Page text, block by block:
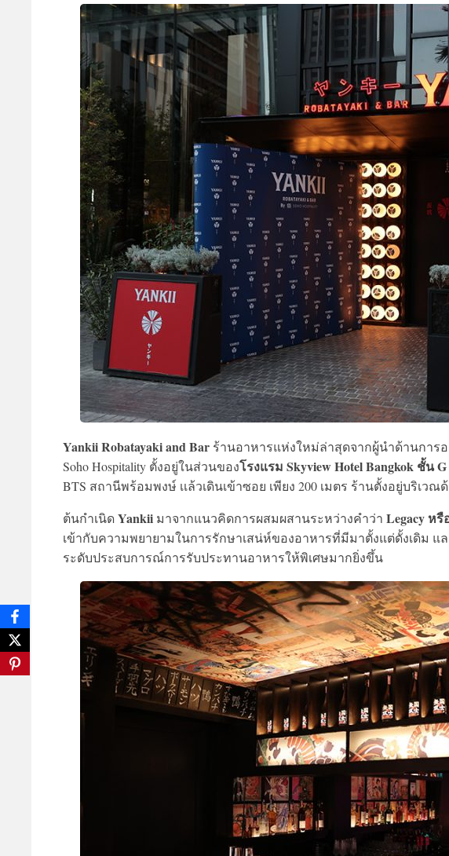
Yankii Robatayaki and Bar ร้านอาหารแห่งใหม่ล่าสุดจากผู้นำด้านการ
Soho Hospitality ตั้งอยู่ในส่วนของโรงแรม Skyview Hotel Bangkok ชั้น G
BTS สถานีพร้อมพงษ์ เเล้วเดินเข้าซอย เพียง 200 เมตร ร้านตั้งอยู่บริเว
ต้นกำเนิดYankii มาจากแนวคิดการผสมผสานระหว่างคำว่า Legacy ห
เข้ากับความพยายามในการรักษาเสน่ห์ของอาหารที่มีมาตั้งแต่ดั้งเดิม
ระดับประสบการณ์การรับประทานอาหารให้พิเศษมากยิ่งขึ้น